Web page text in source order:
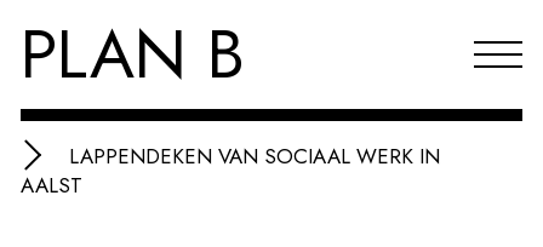
PLAN B
Projecten
LAPPENDEKEN VAN SOCIAAL WERK IN
AALST